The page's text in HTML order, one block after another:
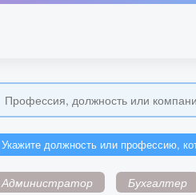
Укажите должность или профессию,
Администратор Бухгалтер